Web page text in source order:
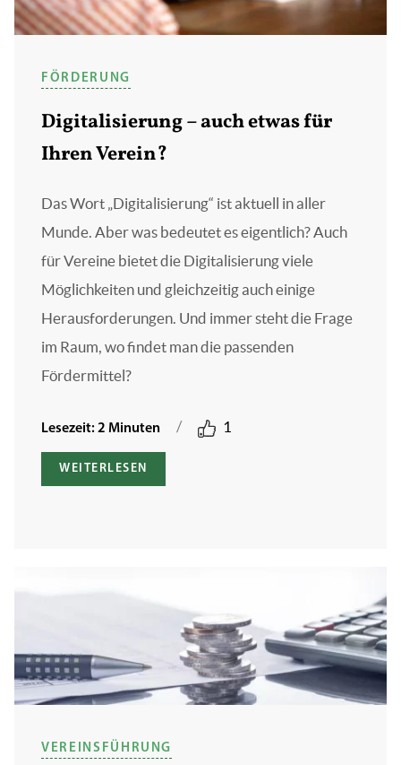
FÖRDERUNG
Digitalisierung – auch etwas für
Ihren Verein?
Das Wort „Digitalisierung“ ist aktuell in aller
Munde. Aber was bedeutet es eigentlich? Auch
für Vereine bietet die Digitalisierung viele
Möglichkeiten und gleichzeitig auch einige
Herausforderungen. Und immer steht die Frage
im Raum, wo findet man die passenden
Fördermittel?
Lesezeit: 2 Minuten / 1
WEITERLESEN
VEREINSFÜHRUNG